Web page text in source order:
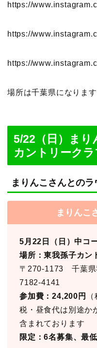
https://
https://
https://
場所は千葉県になりま
5/22（日）まり
カントリーク
まりんこさんとのラ
まりんこ
5月22日（日）中コ
場所：東我孫子カン
〒270-1173 千葉
7182-4141
参加費：24,200円
税・昼食代は別途か
含まれております
限定：6名募集、最